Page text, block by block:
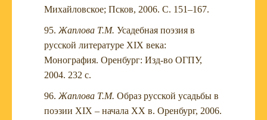
Михайловское; Псков, 2006. С. 151–167.
Жаплова Т.М. Усадебная поэзия в
русской литературе XIX века:
Монография. Оренбург: Изд-во ОГПУ,
2004. 232 с.
Жаплова Т.М. Образ русской усадьбы в
поэзии XIX – начала ХХ в. Оренбург, 2006.